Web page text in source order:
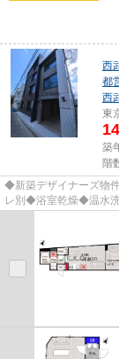
西
都
西
東
築
階
◆新築デザイナーズ物
レ別◆浴室乾燥◆温水